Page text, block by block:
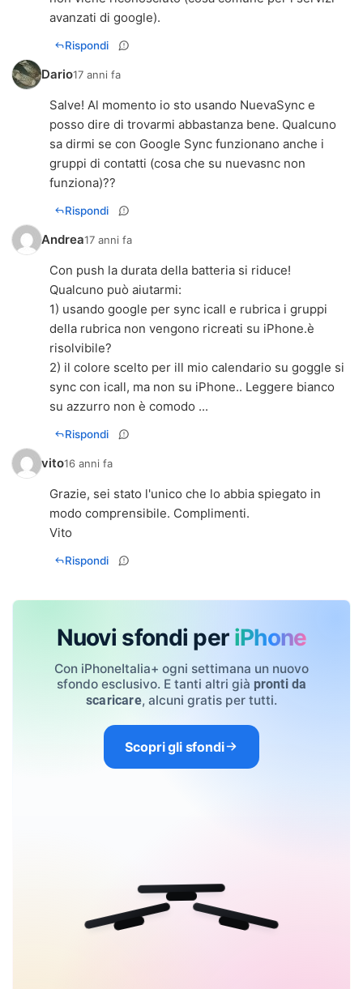
avanzati di google).
Rispondi
Dario17 anni fa
Salve! Al momento io sto usando NuevaSync e
posso dire di trovarmi abbastanza bene. Qualcuno
sa dirmi se con Google Sync funzionano anche i
gruppi di contatti (cosa che su nuevasnc non
funziona)??
Rispondi
Andrea17 anni fa
Con push la durata della batteria si riduce!
Qualcuno può aiutarmi:
1) usando google per sync icall e rubrica i gruppi
della rubrica non vengono ricreati su iPhone.è
risolvibile?
2) il colore scelto per ill mio calendario su goggle si
sync con icall, ma non su iPhone.. Leggere bianco
su azzurro non è comodo ...
Rispondi
vito16 anni fa
Grazie, sei stato l'unico che lo abbia spiegato in
modo comprensibile. Complimenti.
Vito
Rispondi
Nuovi sfondi per iPhone
Con iPhoneItalia+ ogni settimana un nuovo
sfondo esclusivo. E tanti altri già pronti da
scaricare, alcuni gratis per tutti.
Scopri gli sfondi